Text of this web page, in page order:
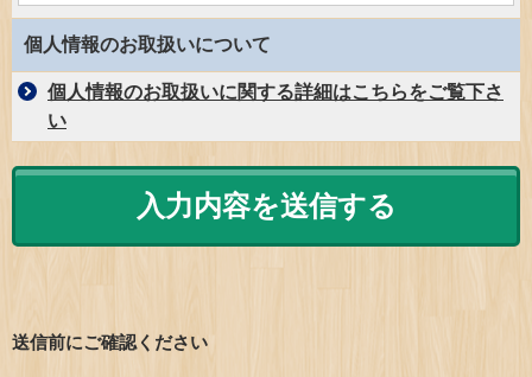
個人情報のお取扱いについて
個人情報のお取扱いに関する詳細はこちらをご覧下さ
い
送信前にご確認ください